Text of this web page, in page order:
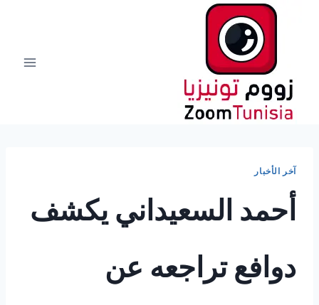
آخر الأخبار
أحمد السعيداني يكشف
دوافع تراجعه عن